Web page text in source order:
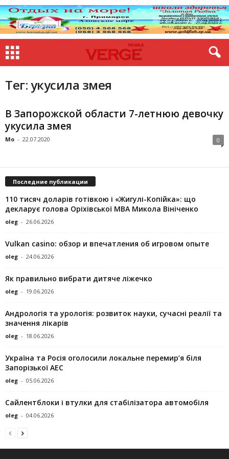
Тег: укусила змея
В Запорожской области 7-летнюю девочку
укусила змея
Mo - 22.07.2020 0
Последние публикации
110 тисяч доларів готівкою і «Жигулі-Копійка»: що
декларує голова Оріхівської МВА Микола Вініченко
oleg - 26.06.2026
Vulkan casino: обзор и впечатления об игровом опыте
oleg - 24.06.2026
Як правильно вибрати дитяче ліжечко
oleg - 19.06.2026
Андрологія та урологія: розвиток науки, сучасні реалії та
значення лікарів
oleg - 18.06.2026
Україна та Росія оголосили локальне перемир’я біля
Запорізької АЕС
oleg - 05.06.2026
Сайлентблоки і втулки для стабілізатора автомобіля
oleg - 04.06.2026